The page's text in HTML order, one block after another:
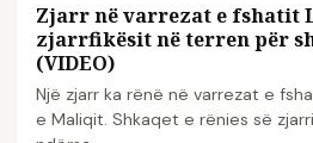
Zjarr në varrezat e fshatit
zjarrfikësit në terren për
(VIDEO)
Një zjarr ka rënë në varrezat e
e Maliqit. Shkaqet e rënies së